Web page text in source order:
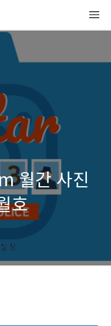
월간 사진
호